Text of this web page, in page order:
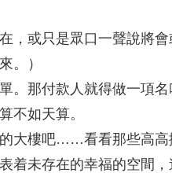
，或只是眾口一聲說將
。）
。那付款人就得做一項
不如天算。
大樓吧……看看那些高高
未存在的幸福的空間，